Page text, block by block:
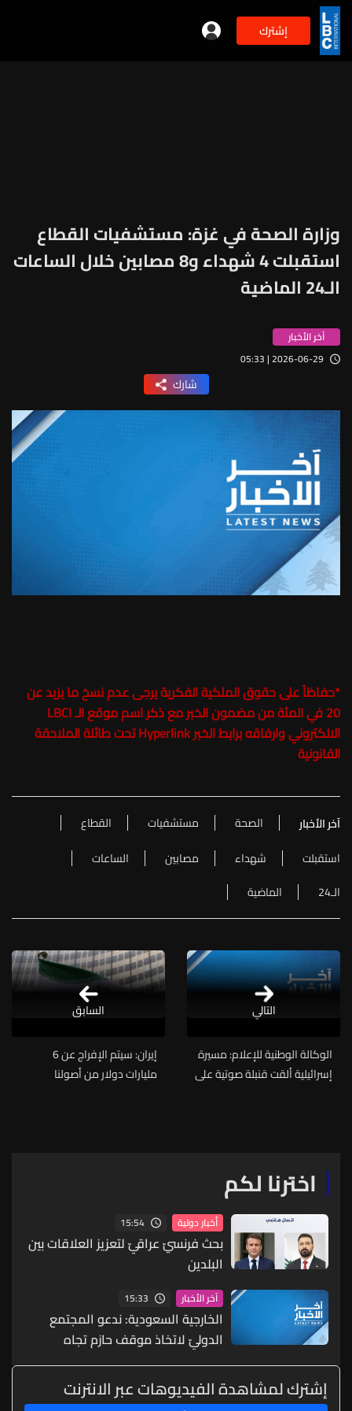
إشترك
وزارة الصحة في غزة: مستشفيات القطاع
استقبلت 4 شهداء و8 مصابين خلال الساعات
الـ24 الماضية
آخر الأخبار
2026-06-29 | 05:33
شارك
*حفاظاً على حقوق الملكية الفكرية يرجى عدم نسخ ما يزيد عن
20 في المئة من مضمون الخبر مع ذكر اسم موقع الـ LBCI
الالكتروني وارفاقه برابط الخبر Hyperlink تحت طائلة الملاحقة
القانونية
آخر الأخبار الصحة مستشفيات
القطاع
استقبلت
شهداء مصابين
الساعات
الـ24
الماضية
التالي
الوكالة الوطنية للإعلام: مسيرة
إسرائيلية ألقت قنبلة صوتية على
إيران: سيتم الإفراج عن 6
مليارات دولار من أصولنا
السابق
اخترنا لكم
أخبار دولية 15:54
بحث فرنسيّ عراقيّ لتعزيز العلاقات بين
البلدين
آخر الأخبار 15:33
الخارجية السعودية: ندعو المجتمع
الدوليّ لاتخاذ موقف حازم تجاه
الممارسات التي تهدد أمن المنطقة
وسلامة الملاحة
إشترك لمشاهدة الفيديوهات عبر الانترنت